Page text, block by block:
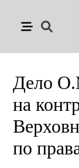
Дело
на
по